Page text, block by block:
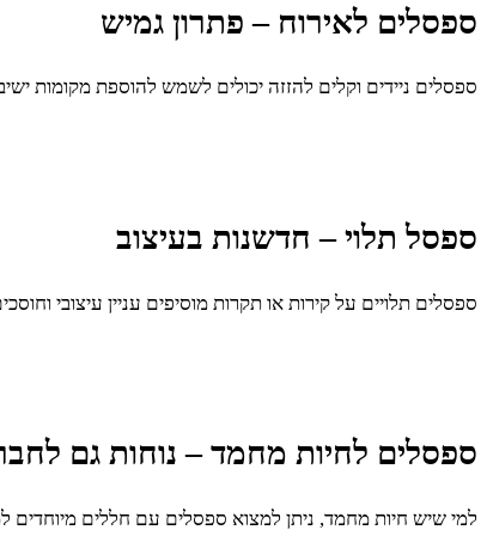
ספסלים לאירוח – פתרון גמיש
ספסלים ניידים וקלים להזזה יכולים לשמש להוספת מקומות
ספסל תלוי – חדשנות בעיצוב
ספסלים תלויים על קירות או תקרות מוסיפים עניין עיצובי
ספסלים לחיות מחמד – נוחות גם
למי שיש חיות מחמד, ניתן למצוא ספסלים עם חללים מיוחדים